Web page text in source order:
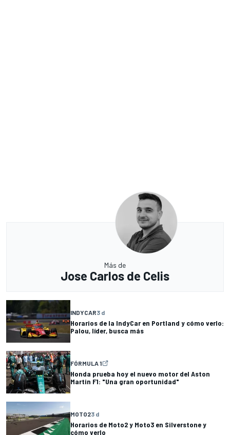
Más de
Jose Carlos de Celis
INDYCAR3 d
Horarios de la IndyCar en Portland y cómo verlo:
Palou, líder, busca más
FÓRMULA 1
Honda prueba hoy el nuevo motor del Aston
Martin F1: "Una gran oportunidad"
MOTO23 d
Horarios de Moto2 y Moto3 en Silverstone y
cómo verlo